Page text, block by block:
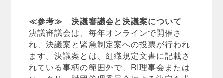
≪参考≫ 決議審議会と決議案について
決議審議会は、毎年オンラインで開催さ
れ、決議案と緊急制定案への投票が行われ
ます。決議案とは、組織規定文書に記載さ
れている事柄の範囲外で、RI理事会または